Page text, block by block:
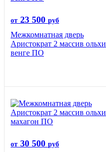
от 23 500 руб
Межкомнатная дверь
Аристократ 2 массив ольхи
венге ПО
от 30 500 руб